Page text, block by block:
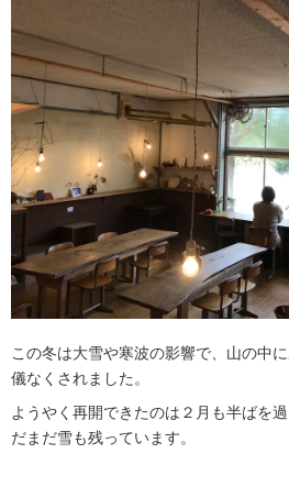
この冬は大雪や寒波の影響で、山の中
儀なくされました。
ようやく再開できたのは２月も半ばを
だまだ雪も残っています。